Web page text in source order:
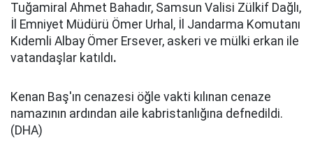
Tuğamiral Ahmet Bahadır, Samsun Valisi Zülkif Dağlı,
İl Emniyet Müdürü Ömer Urhal, İl Jandarma Komutanı
Kıdemli Albay Ömer Ersever, askeri ve mülki erkan ile
vatandaşlar katıldı.
Kenan Baş'ın cenazesi öğle vakti kılınan cenaze
namazının ardından aile kabristanlığına defnedildi.
(DHA)